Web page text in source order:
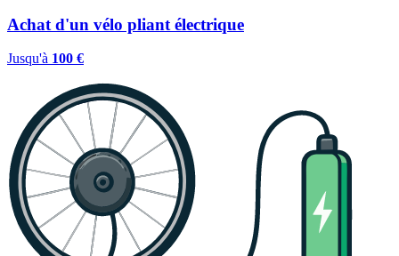
Achat d'un vélo pliant électrique
Jusqu'à 100 €